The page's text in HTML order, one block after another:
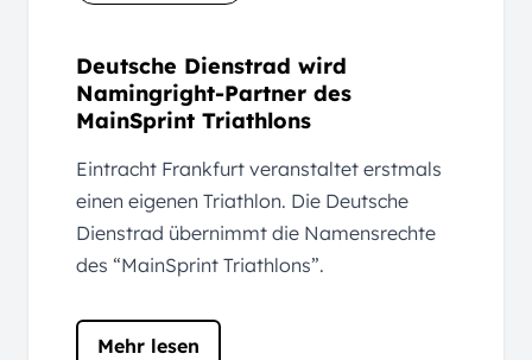
Deutsche Dienstrad wird
Namingright-Partner des
MainSprint Triathlons
Eintracht Frankfurt veranstaltet erstmals
einen eigenen Triathlon. Die Deutsche
Dienstrad übernimmt die Namensrechte
des “MainSprint Triathlons”.
Mehr lesen